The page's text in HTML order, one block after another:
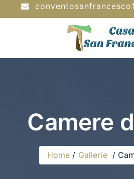
Camere
Home Gallerie